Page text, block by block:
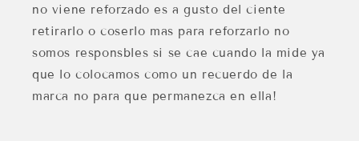
no viene reforzado es a gusto del ciente
retirarlo o coserlo mas para reforzarlo no
somos responsbles si se cae cuando la mide ya
que lo colocamos como un recuerdo de la
marca no para que permanezca en ella!